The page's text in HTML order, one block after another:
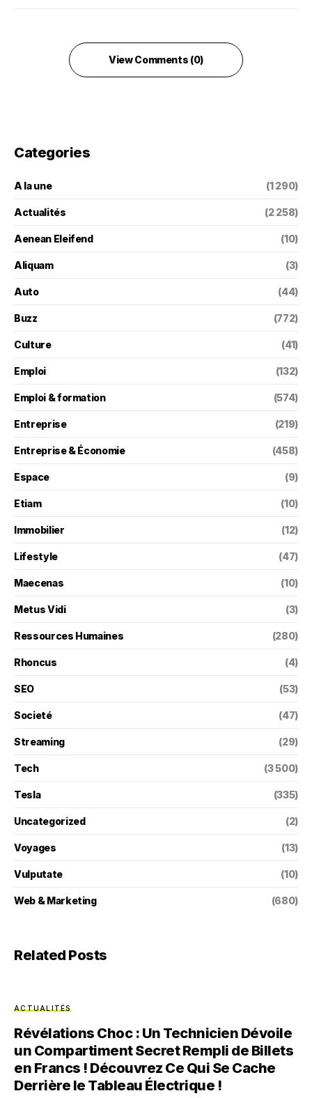
View Comments (0)
Categories
A la une (1 290)
Actualités (2 258)
Aenean Eleifend (10)
Aliquam (3)
Auto (44)
Buzz (772)
Culture (41)
Emploi (132)
Emploi & formation (574)
Entreprise (219)
Entreprise & Économie (458)
Espace (9)
Etiam (10)
Immobilier (12)
Lifestyle (47)
Maecenas (10)
Metus Vidi (3)
Ressources Humaines (280)
Rhoncus (4)
SEO (53)
Societé (47)
Streaming (29)
Tech (3 500)
Tesla (335)
Uncategorized (2)
Voyages (13)
Vulputate (10)
Web & Marketing (680)
Related Posts
ACTUALITÉS
Révélations Choc : Un Technicien Dévoile
un Compartiment Secret Rempli de Billets
en Francs ! Découvrez Ce Qui Se Cache
Derrière le Tableau Électrique !